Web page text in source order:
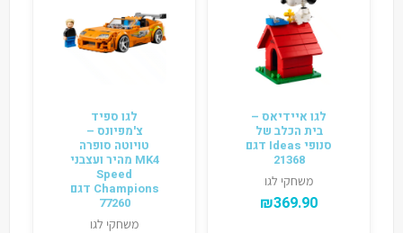
לגו איידיאס –
בית הכלב של
סנופי Ideas דגם
21368
משחקי לגו
₪369.90
לגו ספיד
צ'מפיונס –
טויוטה סופרה
MK4 מהיר ועצבני
Speed
Champions דגם
77260
משחקי לגו